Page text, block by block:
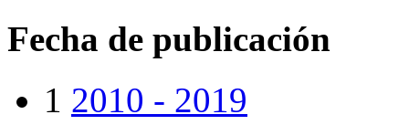
Fecha de publicación
1 2010 - 2019